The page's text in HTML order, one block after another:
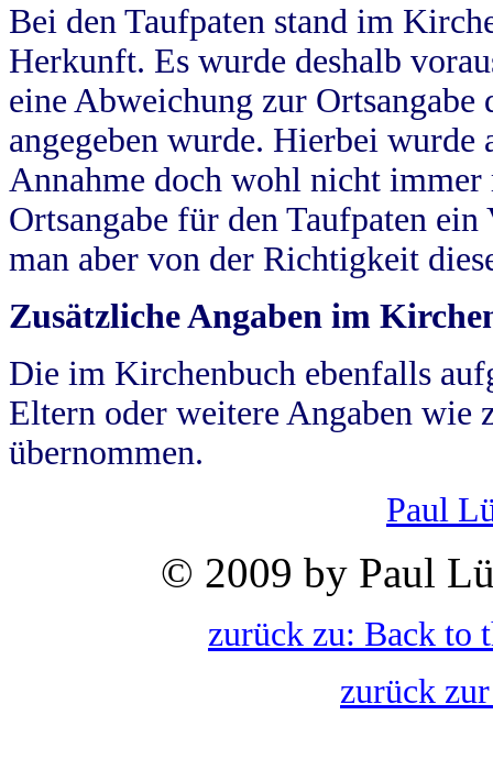
Bei den Taufpaten stand im
Herkunft. Es wurde deshalb
eine Abweichung zur
angegeben wurde. Hierbei wurde
Annahme doch wohl nicht
Ortsangabe für den Taufpaten
man aber von der Richtigkeit
Zusätzliche Angaben im
Die im Kirchenbuch ebenfalls
Eltern oder weitere Angaben wie
übernommen.
Paul
© 2009 by Paul
zurück zu: Back to
zurück